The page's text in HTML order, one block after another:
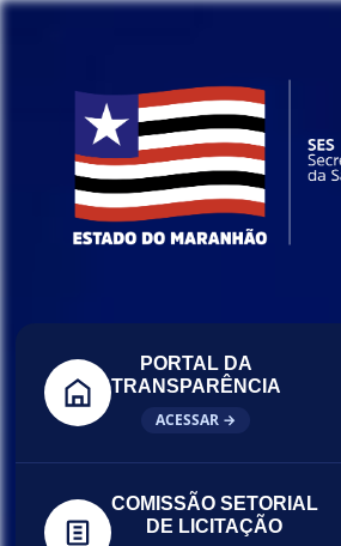
PORTAL DA
TRANSPARÊNCIA
ACESSAR →
COMISSÃO SETORIAL
DE LICITAÇÃO